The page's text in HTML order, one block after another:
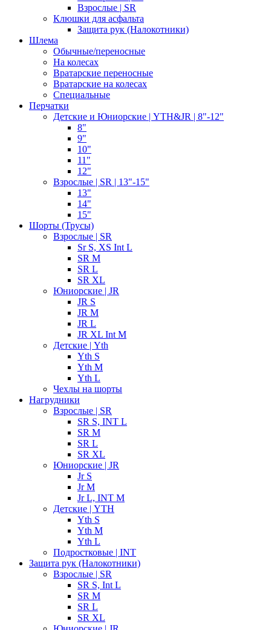
Взрослые | SR
Клюшки для асфальта
Защита рук (Налокотники)
Шлема
Обычные/переносные
На колесах
Вратарские переносные
Вратарские на колесах
Специальные
Перчатки
Детские и Юниорские | YTH&JR | 8"-12"
8"
9"
10"
11"
12"
Взрослые | SR | 13"-15"
13"
14"
15"
Шорты (Трусы)
Взрослые | SR
Sr S, XS Int L
SR M
SR L
SR XL
Юниорские | JR
JR S
JR M
JR L
JR XL Int M
Детские | Yth
Yth S
Yth M
Yth L
Чехлы на шорты
Нагрудники
Взрослые | SR
SR S, INT L
SR M
SR L
SR XL
Юниорские | JR
Jr S
Jr M
Jr L, INT M
Детские | YTH
Yth S
Yth M
Yth L
Подростковые | INT
Защита рук (Налокотники)
Взрослые | SR
SR S, Int L
SR M
SR L
SR XL